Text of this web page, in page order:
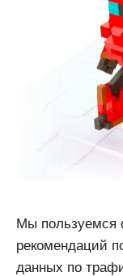
Мы пользуемся
рекомендаций
данных по